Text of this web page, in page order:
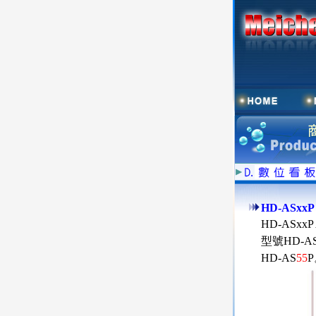
HD-
HD-
型號HD-
HD-AS55